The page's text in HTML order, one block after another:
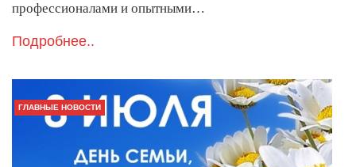
профессионалами и опытными…
Подробнее..
ГЛАВНЫЕ НОВОСТИ